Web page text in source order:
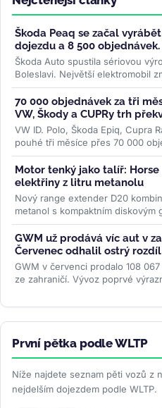
Škoda Peaq se začal
dojezdu a 8 500
Škoda Auto spustila sériovou
Boleslavi. Největší elektromobil
lince jako Enyaq a...>>
70 000 objednávek za tři
VW, Škody a CUPRy trh
VW ID. Polo, Škoda Epiq, Cupra
pouhé tři měsíce přes 70 000
elektromobilů...>>
Motor tenký jako talíř:
elektřiny z litru metanolu
Nový range extender D20
metanol s kompaktním
%. Firma slibuje studený...>>
GWM už prodává víc aut v
Červenec odhalil ostrý rozdíl
GWM v červenci prodalo 108
ze zahraničí. Vývoz poprvé
První pětka podle WLTP
Níže najdete seznam pěti vozů z
nejdelším dojezdem podle WLTP.